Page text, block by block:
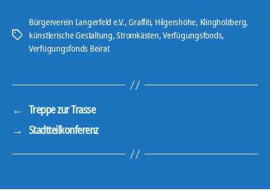
Schlagwörter
Bürgerverein Langerfeld e.V.,Graffiti, Hilgershöhe, Klingholzberg,
künstlerische Gestaltung,Stromkästen,Verfügungsfonds,
Verfügungsfonds Beirat
← Treppe zur Trasse
→ Stadtteilkonferenz